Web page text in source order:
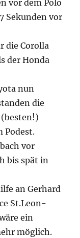
vor dem Polo
Sekunden vor
die Corolla
der Honda
nun
die
(besten!)
Podest.
vor
bis spät in
an Gerhard
St.Leon-
ein
möglich.